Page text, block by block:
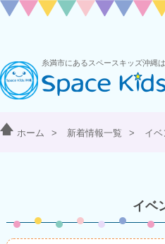
ホーム > 新着情報一覧 > イベ
イベ